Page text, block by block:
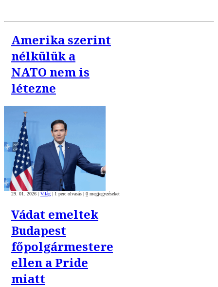
Amerika szerint
nélkülük a
NATO nem is
létezne
29. 01. 2026 | Világ | 1 perc olvasás | 0 megjegyzéseket
Vádat emeltek
Budapest
főpolgármestere
ellen a Pride
miatt